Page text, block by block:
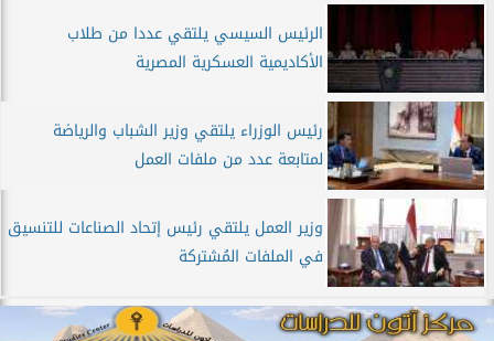
الرئيس السيسي يلتقي عددا من طلاب
الأكاديمية العسكرية المصرية
رئيس الوزراء يلتقي وزير الشباب والرياضة
لمتابعة عدد من ملفات العمل
وزير العمل يلتقي رئيس إتحاد الصناعات للتنسيق
في الملفات المُشتركة